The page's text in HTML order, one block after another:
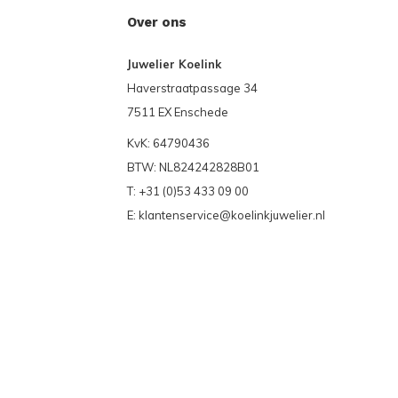
Over ons
Juwelier Koelink
Haverstraatpassage 34
7511 EX Enschede
KvK: 64790436
BTW: NL824242828B01
T: +31 (0)53 433 09 00
E: klantenservice@koelinkjuwelier.nl